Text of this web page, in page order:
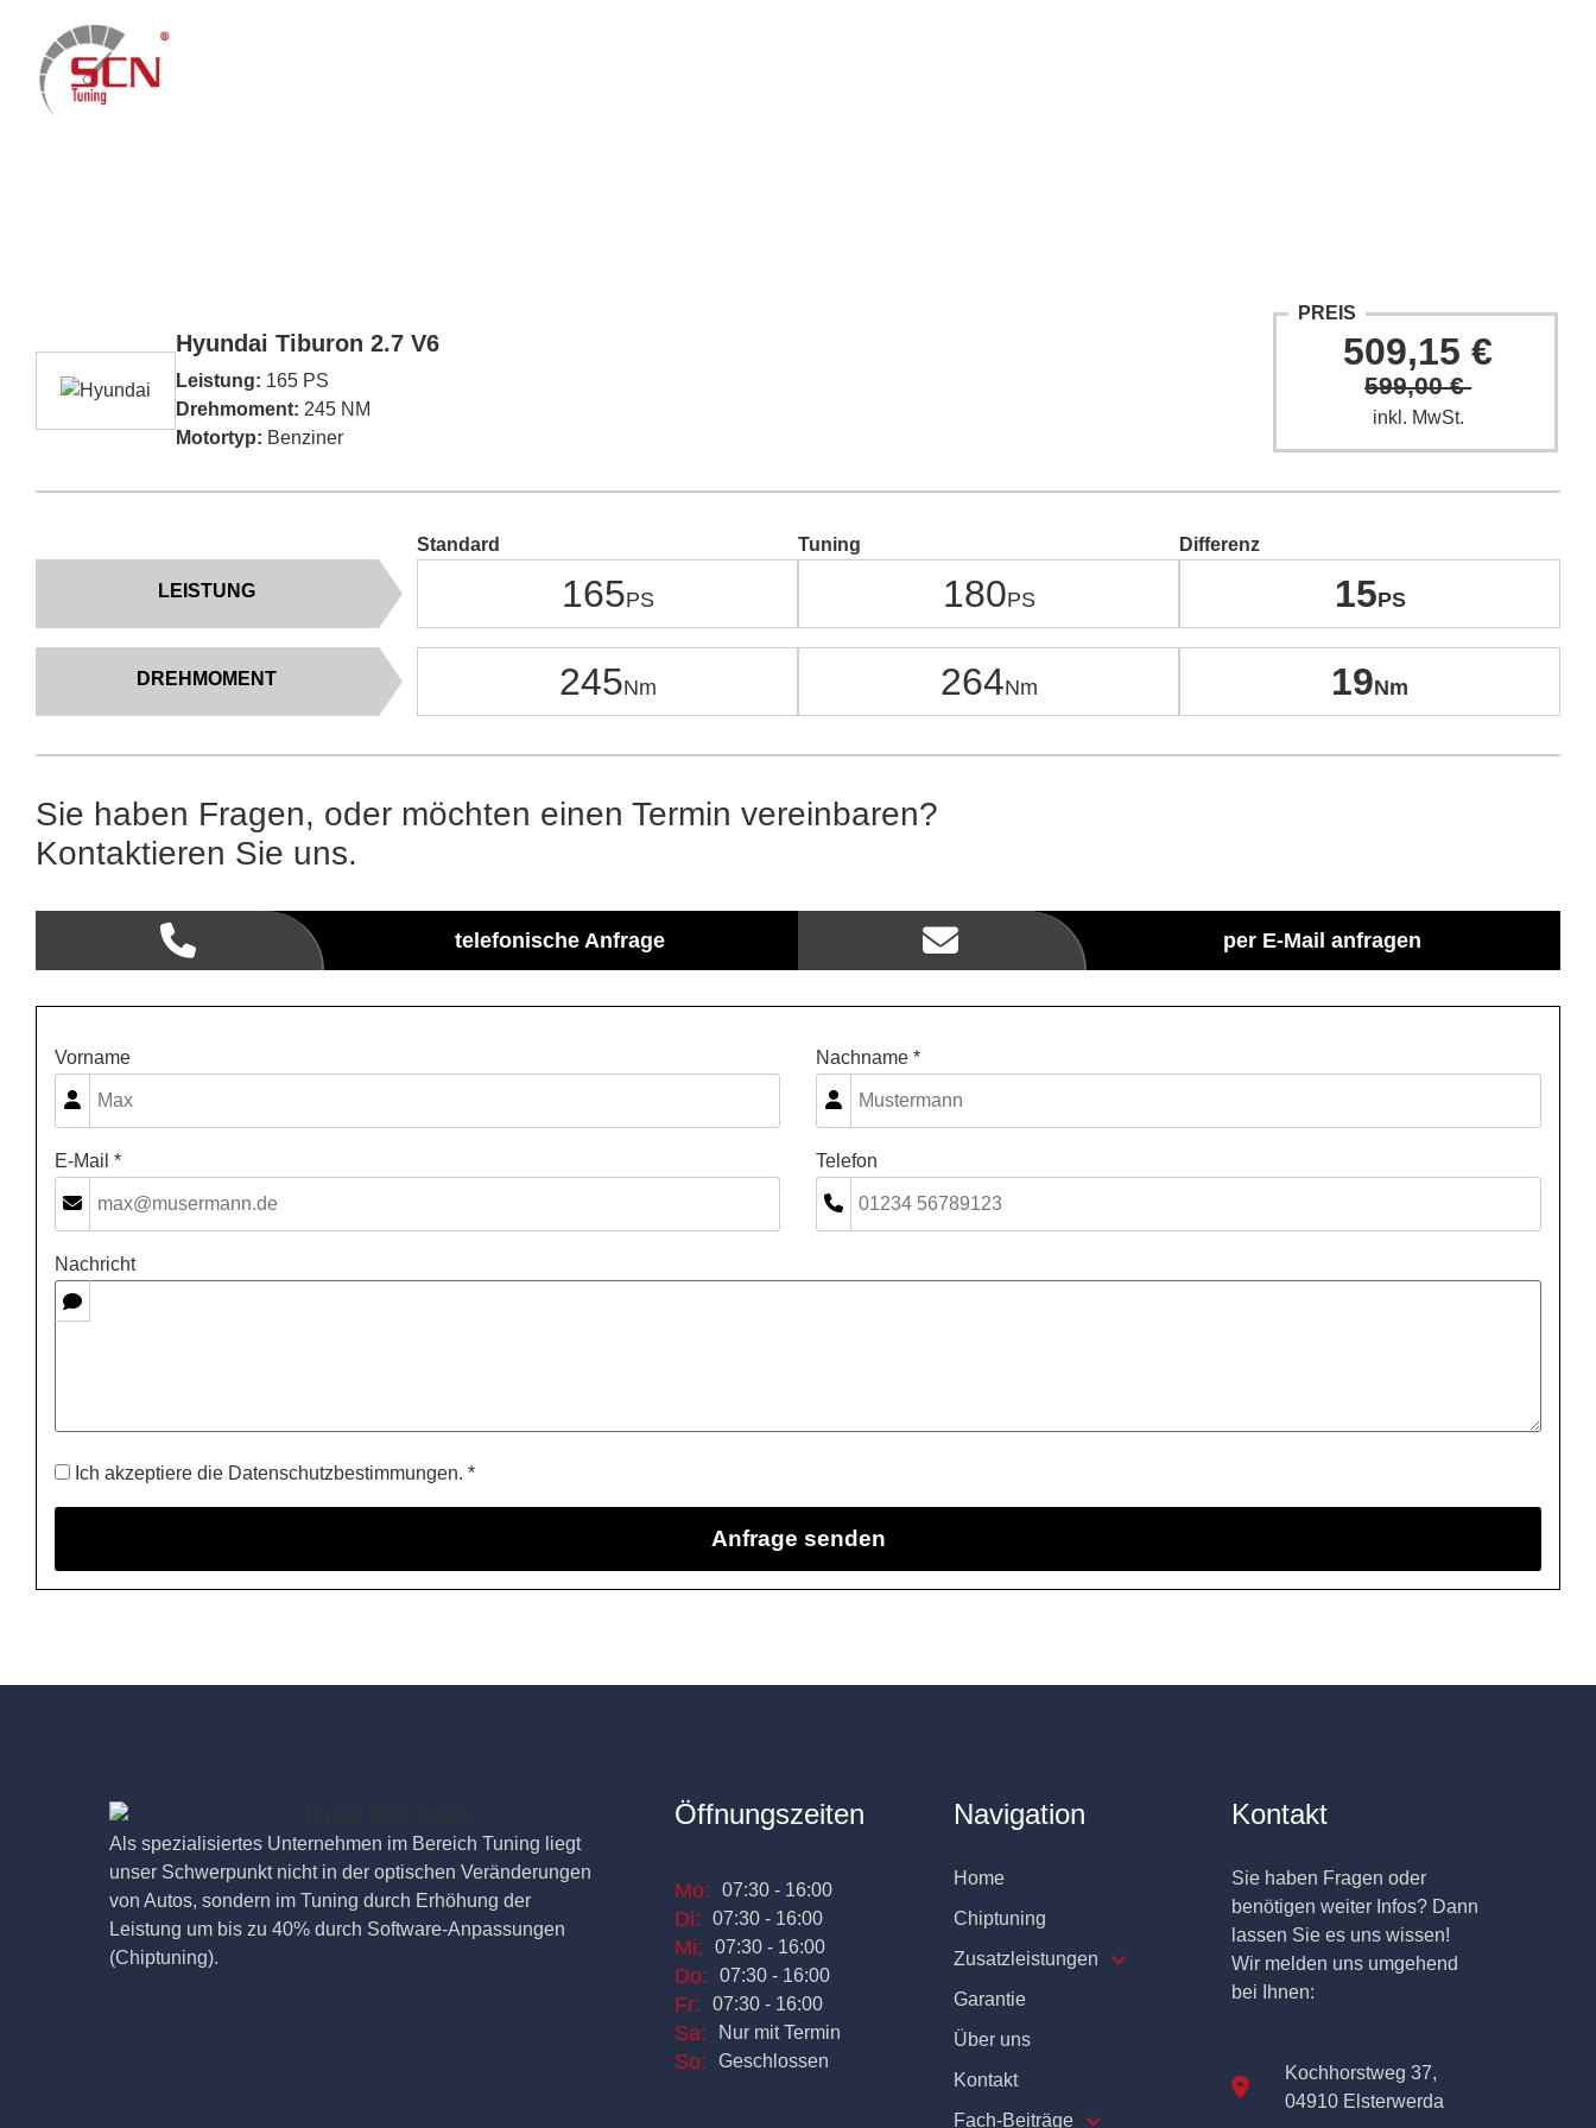
Hyundai Tiburon 2.7 V6
Leistung: 165 PS
Drehmoment: 245 NM
Motortyp: Benziner
PREIS
509,15 €
599,00 €
inkl. MwSt.
LEISTUNG
DREHMOMENT
Standard
165
245
Tuning
180
264
Differenz
15
19
Sie haben Fragen, oder möchten einen Termin vereinbaren?
Kontaktieren Sie uns.
telefonische Anfrage per E-Mail anfragen
Vorname Nachname *
E-Mail * Telefon
Nachricht
Ich akzeptiere die Datenschutzbestimmungen. *
Als spezialisiertes Unternehmen im Bereich Tuning liegt
unser Schwerpunkt nicht in der optischen Veränderungen
von Autos, sondern im Tuning durch Erhöhung der
Leistung um bis zu 40% durch Software-Anpassungen
(Chiptuning).
Öffnungszeiten
Mo: 07:30 - 16:00
Di: 07:30 - 16:00
Mi: 07:30 - 16:00
Do: 07:30 - 16:00
Fr: 07:30 - 16:00
Sa: Nur mit Termin
So: Geschlossen
Navigation
Home
Chiptuning
Zusatzleistungen
Garantie
Über uns
Kontakt
Fach-Beiträge
Kontakt
Sie haben Fragen oder
benötigen weiter Infos? Dann
lassen Sie es uns wissen!
Wir melden uns umgehend
bei Ihnen:
Kochhorstweg 37,
04910 Elsterwerda